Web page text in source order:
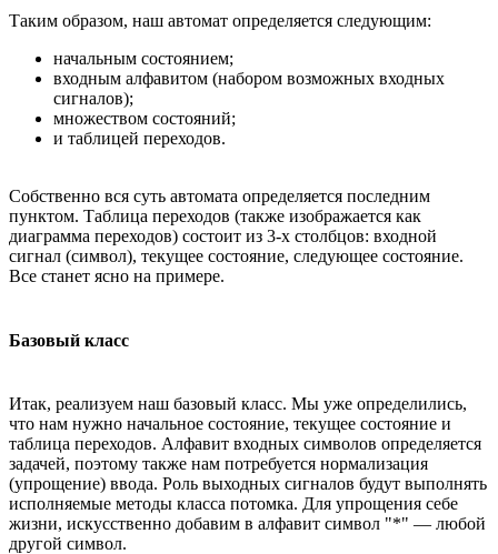
Таким образом, наш автомат определяется следующим:
начальным состоянием;
входным алфавитом (набором возможных входных
сигналов);
множеством состояний;
и таблицей переходов.
Собственно вся суть автомата определяется последним
пунктом. Таблица переходов (также изображается как
диаграмма переходов) состоит из 3-х столбцов: входной
сигнал (символ), текущее состояние, следующее состояние.
Все станет ясно на примере.
Базовый класс
Итак, реализуем наш базовый класс. Мы уже определились,
что нам нужно начальное состояние, текущее состояние и
таблица переходов. Алфавит входных символов определяется
задачей, поэтому также нам потребуется нормализация
(упрощение) ввода. Роль выходных сигналов будут выполнять
исполняемые методы класса потомка. Для упрощения себе
жизни, искусственно добавим в алфавит символ "*" — любой
другой символ.